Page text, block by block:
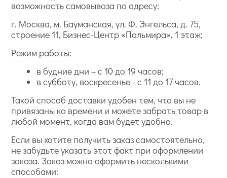
возможность самовывоза по адресу:
г. Москва, м. Бауманская, ул. Ф. Энгельса, д. 75,
строение 11, Бизнес-Центр «Пальмира», 1 этаж;
Режим работы:
в будние дни – с 10 до 19 часов;
в субботу, воскресенье - с 11 до 17 часов.
Такой способ доставки удобен тем, что вы не
привязаны ко времени и можете забрать товар в
любой момент, когда вам будет удобно.
Если вы хотите получить заказ самостоятельно,
не забудьте указать этот факт при оформлении
заказа. Заказ можно оформить несколькими
способами: